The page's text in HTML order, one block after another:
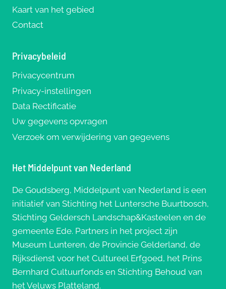
Kaart van het gebied
Contact
Privacybeleid
Privacycentrum
Privacy-instellingen
Data Rectificatie
Uw gegevens opvragen
Verzoek om verwijdering van gegevens
Het Middelpunt van Nederland
De Goudsberg, Middelpunt van Nederland is een
initiatief van Stichting het Luntersche Buurtbosch,
Stichting Geldersch Landschap&Kasteelen en de
gemeente Ede. Partners in het project zijn
Museum Lunteren, de Provincie Gelderland, de
Rijksdienst voor het Cultureel Erfgoed, het Prins
Bernhard Cultuurfonds en Stichting Behoud van
het Veluws Platteland.